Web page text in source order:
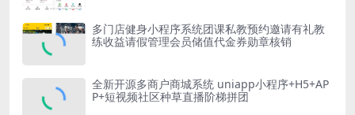
多门店健身小程序系统团课私教预约邀请有礼教
练收益请假管理会员储值代金券勋章核销
全新开源多商户商城系统 uniapp小程序+H5+AP
P+短视频社区种草直播阶梯拼团